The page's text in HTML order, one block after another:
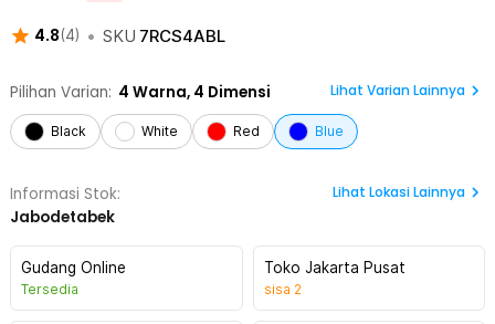
4.8(4) • SKU 7RCS4ABL
Pilihan Varian: 4 Warna, 4 Dimensi Lihat Varian Lainnya
Black White Red Blue
Informasi Stok:
Jabodetabek
Lihat Lokasi Lainnya
Gudang Online
Tersedia
Toko Jakarta Pusat
sisa 2